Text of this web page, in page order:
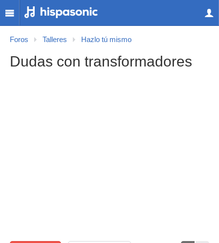
Foros Talleres Hazlo tú mismo
Dudas con transformadores